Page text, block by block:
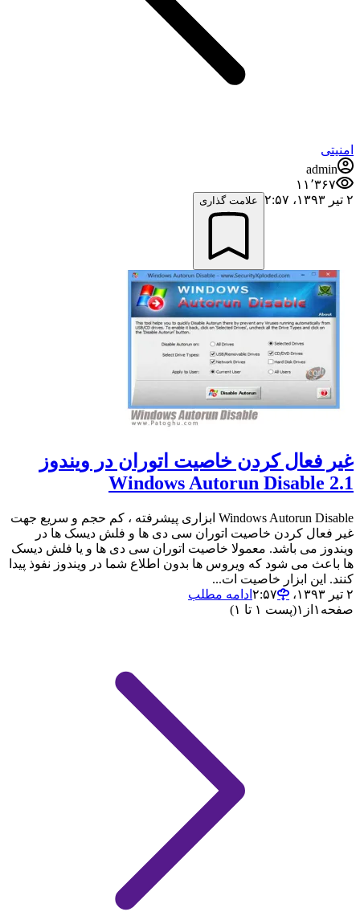
امنیتی
admin
۱۱٬۳۶۷
۲ تیر ۱۳۹۳،‏ ۲:۵۷
علامت گذاری
غیر فعال کردن خاصیت اتوران در ویندوز
Windows Autorun Disable 2.1
Windows Autorun Disable ابزاری پیشرفته ، کم حجم و سریع جهت
غیر فعال کردن خاصیت اتوران سی دی ها و فلش دیسک ها در
ویندوز می باشد. معمولا خاصیت اتوران سی دی ها و یا فلش دیسک
ها باعث می شود که ویروس ها بدون اطلاع شما در ویندوز نفوذ پیدا
کنند. این ابزار خاصیت ات...
۲ تیر ۱۳۹۳،‏ ۲:۵۷
ادامه مطلب
صفحه ۱ از ۱(پست ۱ تا ۱)